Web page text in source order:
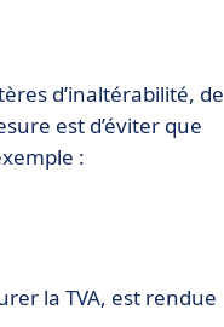
d’inaltérabilité, de
est d’éviter que
:
la TVA, est rendue